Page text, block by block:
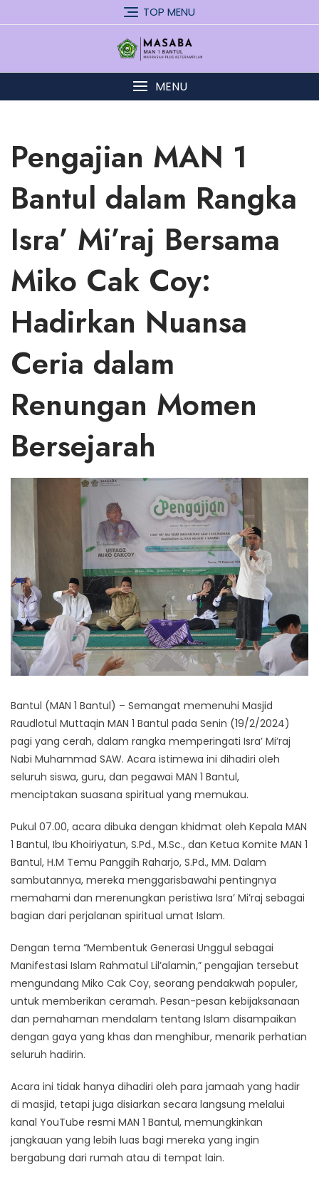
to
TOP MENU
MENU
Pengajian MAN 1
Bantul dalam Rangka
Isra’ Mi’raj Bersama
Miko Cak Coy:
Hadirkan Nuansa
Ceria dalam
Renungan Momen
Bersejarah
Bantul (MAN 1 Bantul) – Semangat memenuhi Masjid
Raudlotul Muttaqin MAN 1 Bantul pada Senin (19/2/2024)
pagi yang cerah, dalam rangka memperingati Isra’ Mi’raj
Nabi Muhammad SAW. Acara istimewa ini dihadiri oleh
seluruh siswa, guru, dan pegawai MAN 1 Bantul,
menciptakan suasana spiritual yang memukau.
Pukul 07.00, acara dibuka dengan khidmat oleh Kepala MAN
1 Bantul, Ibu Khoiriyatun, S.Pd., M.Sc., dan Ketua Komite MAN 1
Bantul, H.M Temu Panggih Raharjo, S.Pd., MM. Dalam
sambutannya, mereka menggarisbawahi pentingnya
memahami dan merenungkan peristiwa Isra’ Mi’raj sebagai
bagian dari perjalanan spiritual umat Islam.
Dengan tema “Membentuk Generasi Unggul sebagai
Manifestasi Islam Rahmatul Lil’alamin,” pengajian tersebut
mengundang Miko Cak Coy, seorang pendakwah populer,
untuk memberikan ceramah. Pesan-pesan kebijaksanaan
dan pemahaman mendalam tentang Islam disampaikan
dengan gaya yang khas dan menghibur, menarik perhatian
seluruh hadirin.
Acara ini tidak hanya dihadiri oleh para jamaah yang hadir
di masjid, tetapi juga disiarkan secara langsung melalui
kanal YouTube resmi MAN 1 Bantul, memungkinkan
jangkauan yang lebih luas bagi mereka yang ingin
bergabung dari rumah atau di tempat lain.